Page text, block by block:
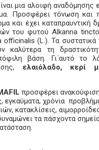
μια αλοιφή αναδόμησης
Προσφέρει τόνωση και
και έχει καταπραυντική
του φυτού Alkanna
officinalis (L.). Τα
καλύτερα τη
βάση. Γι΄αυτό το
ελαιόλαδο, κερί
προσφέρει
εγκαύματα, χρόνια
κατακλίσεις,
τα πάσχοντα